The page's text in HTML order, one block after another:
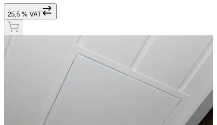
25,5 % VAT